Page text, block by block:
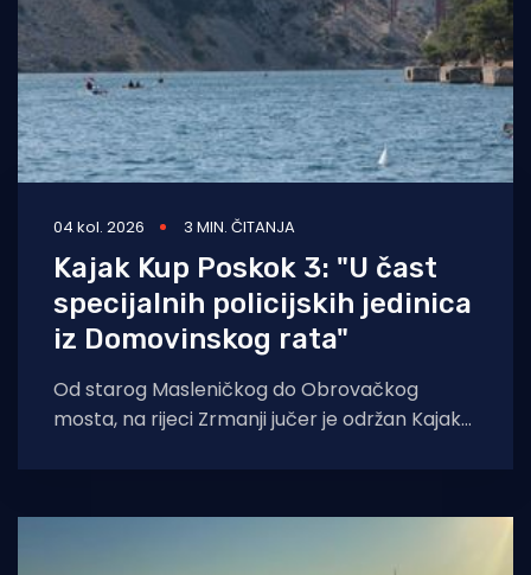
04 kol. 2026 3 MIN. ČITANJA
Kajak Kup Poskok 3: "U čast
specijalnih policijskih jedinica
iz Domovinskog rata"
Od starog Masleničkog do Obrovačkog
mosta, na rijeci Zrmanji jučer je održan Kajak
natjecanje koje